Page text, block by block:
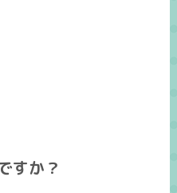
すか？